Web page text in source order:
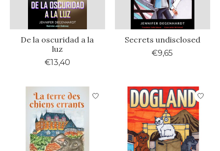
De la oscuridad a la
luz
€13,40
Secrets undisclosed
€9,65